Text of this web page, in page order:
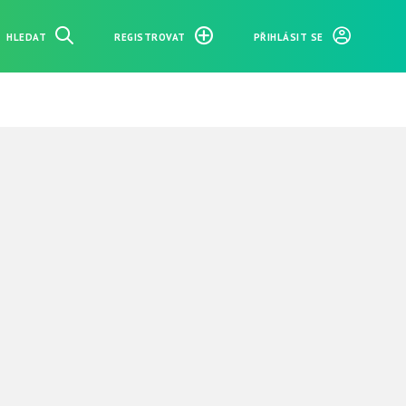
HLEDAT REGISTROVAT PŘIHLÁSIT SE